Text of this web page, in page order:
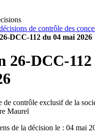
de contrôle des
DCC-112 du 04 mai 2026
26-DCC-112
de contrôle exclusif de la
Maurel
de la décision le : 04 mai